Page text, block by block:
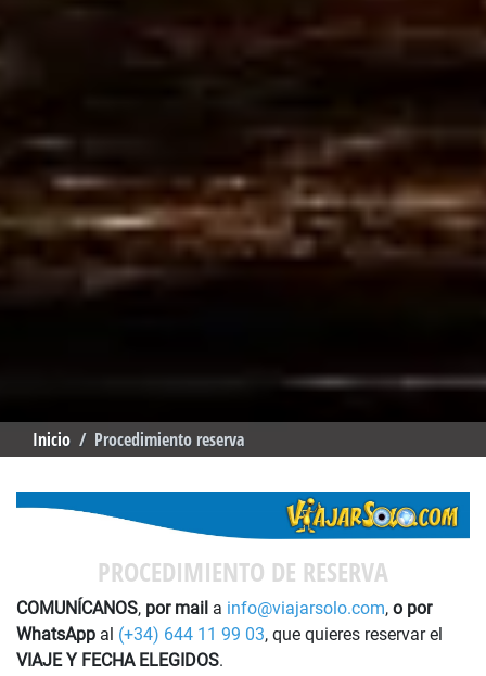
Inicio Procedimiento reserva
PROCEDIMIENTO DE RESERVA
COMUNÍCANOS, por mail a info@viajarsolo.com, o por
WhatsApp al (+34) 644 11 99 03, que quieres reservar el
VIAJE Y FECHA ELEGIDOS.